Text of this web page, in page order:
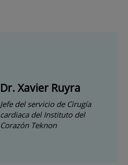
Dr. Xavier Ruyra
Jefe del servicio de Cirugía
cardiaca del Instituto del
Corazón Teknon